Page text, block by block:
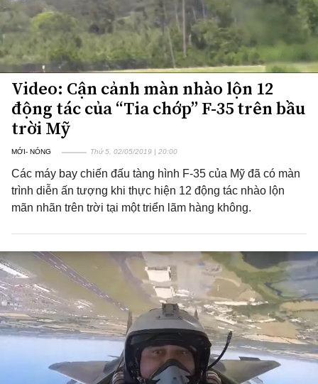
Video: Cận cảnh màn nhào lộn 12
động tác của “Tia chớp” F-35 trên bầu
trời Mỹ
MỚI- NÓNG Thứ 5, 02/05/2019 | 20:00
Các máy bay chiến đấu tàng hình F-35 của Mỹ đã có màn
trình diễn ấn tượng khi thực hiện 12 động tác nhào lộn
mãn nhãn trên trời tại một triển lãm hàng không.